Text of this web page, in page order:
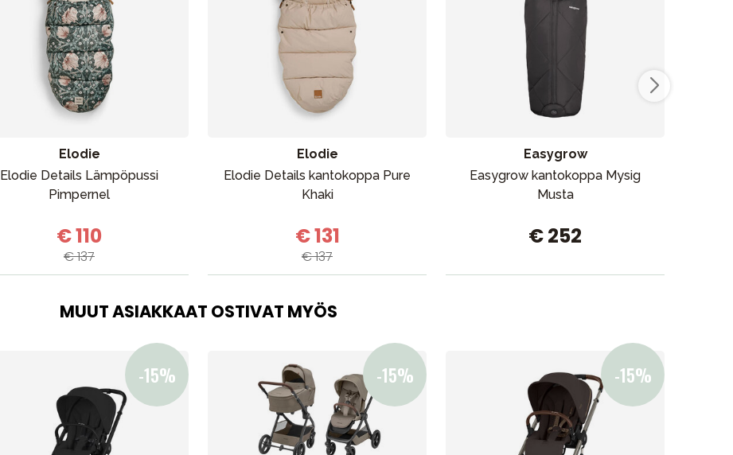
Elodie
Elodie Details Lämpöpussi
Pimpernel
€ 110
€ 137
Elodie
Elodie Details kantokoppa Pure
Khaki
€ 131
€ 137
Easygrow
Easygrow kantokoppa Mysig
Musta
€ 252
MUUT ASIAKKAAT OSTIVAT MYÖS